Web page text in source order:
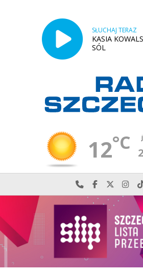
SŁUCHAJ TERAZ
KASIA
SÓL
12°C
Najlepiej po
Odwiedź